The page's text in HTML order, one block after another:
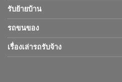
รับย้ายบ้าน
รถขนของ
เรื่องเล่ารถรับจ้าง